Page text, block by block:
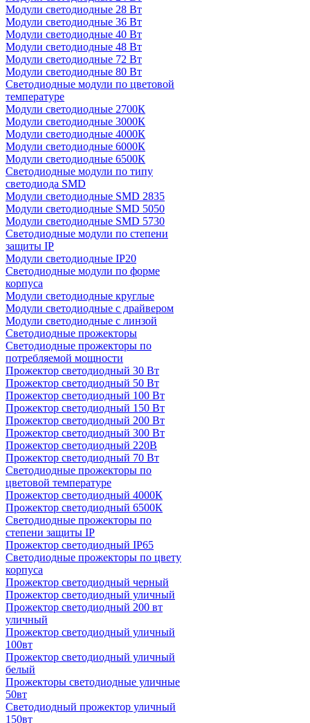
Модули светодиодные 28 Вт
Модули светодиодные 36 Вт
Модули светодиодные 40 Вт
Модули светодиодные 48 Вт
Модули светодиодные 72 Вт
Модули светодиодные 80 Вт
Светодиодные модули по цветовой
температуре
Модули светодиодные 2700К
Модули светодиодные 3000К
Модули светодиодные 4000К
Модули светодиодные 6000К
Модули светодиодные 6500К
Светодиодные модули по типу
светодиода SMD
Модули светодиодные SMD 2835
Модули светодиодные SMD 5050
Модули светодиодные SMD 5730
Светодиодные модули по степени
защиты IP
Модули светодиодные IP20
Светодиодные модули по форме
корпуса
Модули светодиодные круглые
Модули светодиодные с драйвером
Модули светодиодные с линзой
Светодиодные прожекторы
Светодиодные прожекторы по
потребляемой мощности
Прожектор светодиодный 30 Вт
Прожектор светодиодный 50 Вт
Прожектор светодиодный 100 Вт
Прожектор светодиодный 150 Вт
Прожектор светодиодный 200 Вт
Прожектор светодиодный 300 Вт
Прожектор светодиодный 220В
Прожектор светодиодный 70 Вт
Светодиодные прожекторы по
цветовой температуре
Прожектор светодиодный 4000К
Прожектор светодиодный 6500К
Светодиодные прожекторы по
степени защиты IP
Прожектор светодиодный IP65
Светодиодные прожекторы по цвету
корпуса
Прожектор светодиодный черный
Прожектор светодиодный уличный
Прожектор светодиодный 200 вт
уличный
Прожектор светодиодный уличный
100вт
Прожектор светодиодный уличный
белый
Прожекторы светодиодные уличные
50вт
Светодиодный прожектор уличный
150вт